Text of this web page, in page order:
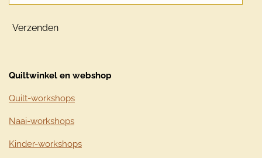
Verzenden
Quiltwinkel en webshop
Quilt-workshops
Naai-workshops
Kinder-workshops